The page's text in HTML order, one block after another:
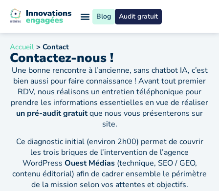
Blog Audit gratuit
Accueil > Contact
Contactez-nous !
Une bonne rencontre à l’ancienne, sans chatbot IA, c’est
bien aussi pour faire connaissance ! Avant tout premier
RDV, nous réalisons un entretien téléphonique pour
prendre les informations essentielles en vue de réaliser
un pré-audit gratuitque nous vous présenterons sur
site.
Ce diagnostic initial (environ 2h00) permet de couvrir
les trois briques de l’intervention de l’agence
WordPress Ouest Médias(technique, SEO / GEO,
contenu éditorial) afin de cadrer ensemble le périmètre
de la mission selon vos attentes et objectifs.